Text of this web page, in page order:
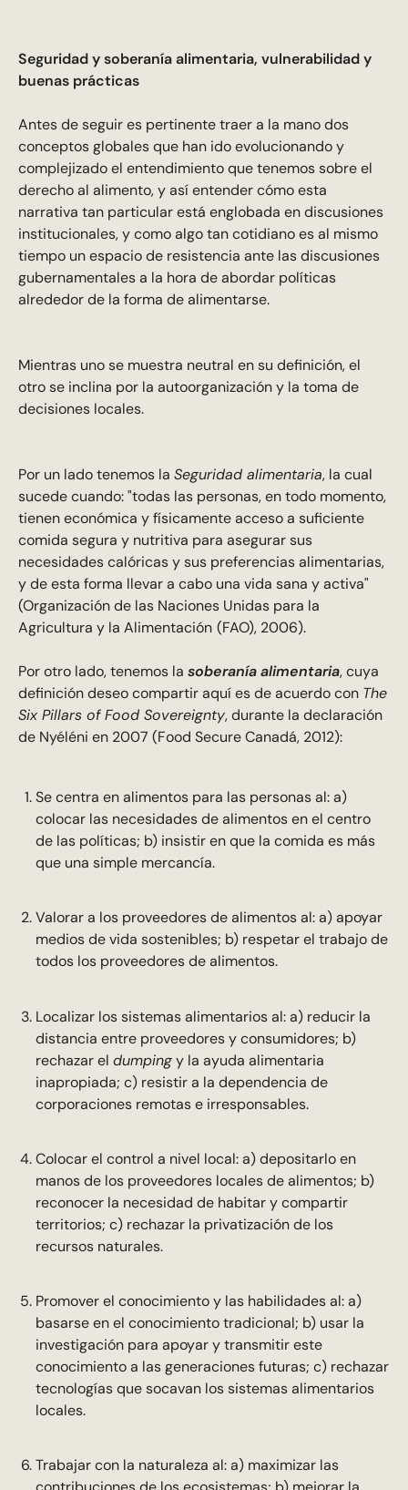
Seguridad y soberanía alimentaria, vulnerabilidad y
buenas prácticas
Antes de seguir es pertinente traer a la mano dos
conceptos globales que han ido evolucionando y
complejizado el entendimiento que tenemos sobre el
derecho al alimento, y así entender cómo esta
narrativa tan particular está englobada en discusiones
institucionales, y como algo tan cotidiano es al mismo
tiempo un espacio de resistencia ante las discusiones
gubernamentales a la hora de abordar políticas
alrededor de la forma de alimentarse.
Mientras uno se muestra neutral en su definición, el
otro se inclina por la autoorganización y la toma de
decisiones locales.
Por un lado tenemos la Seguridad alimentaria, la cual
sucede cuando: "todas las personas, en todo momento,
tienen económica y físicamente acceso a suficiente
comida segura y nutritiva para asegurar sus
necesidades calóricas y sus preferencias alimentarias,
y de esta forma llevar a cabo una vida sana y activa"
(Organización de las Naciones Unidas para la
Agricultura y la Alimentación (FAO), 2006).
Por otro lado, tenemos la soberanía alimentaria, cuya
definición deseo compartir aquí es de acuerdo con The
Six Pillars of Food Sovereignty, durante la declaración
de Nyéléni en 2007 (Food Secure Canadá, 2012):
Se centra en alimentos para las personas al: a)
colocar las necesidades de alimentos en el centro
de las políticas; b) insistir en que la comida es más
que una simple mercancía.
Valorar a los proveedores de alimentos al: a) apoyar
medios de vida sostenibles; b) respetar el trabajo de
todos los proveedores de alimentos.
Localizar los sistemas alimentarios al: a) reducir la
distancia entre proveedores y consumidores; b)
rechazar el dumpingy la ayuda alimentaria
inapropiada; c) resistir a la dependencia de
corporaciones remotas e irresponsables.
Colocar el control a nivel local: a) depositarlo en
manos de los proveedores locales de alimentos; b)
reconocer la necesidad de habitar y compartir
territorios; c) rechazar la privatización de los
recursos naturales.
Promover el conocimiento y las habilidades al: a)
basarse en el conocimiento tradicional; b) usar la
investigación para apoyar y transmitir este
conocimiento a las generaciones futuras; c) rechazar
tecnologías que socavan los sistemas alimentarios
locales.
Trabajar con la naturaleza al: a) maximizar las